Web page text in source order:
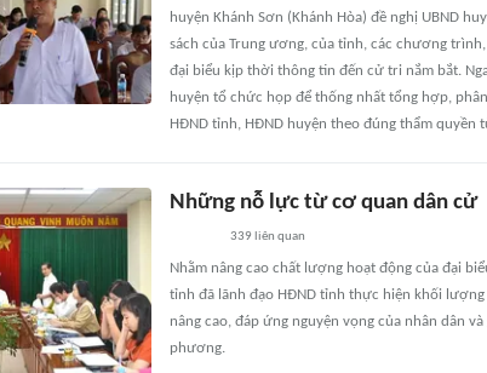
huyện Khánh Sơn (Khánh Hòa) đề nghị UBND
sách của Trung ương, của tỉnh, các chương
đại biểu kịp thời thông tin đến cử tri nắm bắt.
huyện tổ chức họp để thống nhất tổng hợp,
HĐND tỉnh, HĐND huyện theo đúng thẩm quyền
Những nỗ lực từ cơ quan dân cử
339 liên quan
Nhằm nâng cao chất lượng hoạt động của đại
tỉnh đã lãnh đạo HĐND tỉnh thực hiện khối
nâng cao, đáp ứng nguyện vọng của nhân dân
phương.